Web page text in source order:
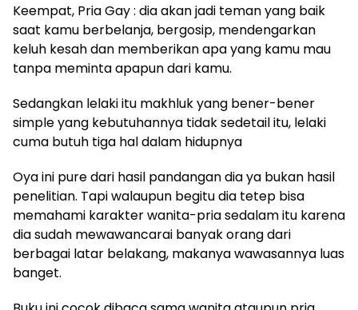
Keempat, Pria Gay : dia akan jadi teman yang baik
saat kamu berbelanja, bergosip, mendengarkan
keluh kesah dan memberikan apa yang kamu mau
tanpa meminta apapun dari kamu.
Sedangkan lelaki itu makhluk yang bener-bener
simple yang kebutuhannya tidak sedetail itu, lelaki
cuma butuh tiga hal dalam hidupnya
Oya ini pure dari hasil pandangan dia ya bukan hasil
penelitian. Tapi walaupun begitu dia tetep bisa
memahami karakter wanita-pria sedalam itu karena
dia sudah mewawancarai banyak orang dari
berbagai latar belakang, makanya wawasannya luas
banget.